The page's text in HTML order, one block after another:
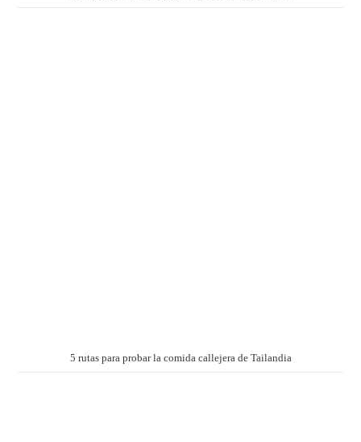
5 rutas para probar la comida callejera de Tailandia